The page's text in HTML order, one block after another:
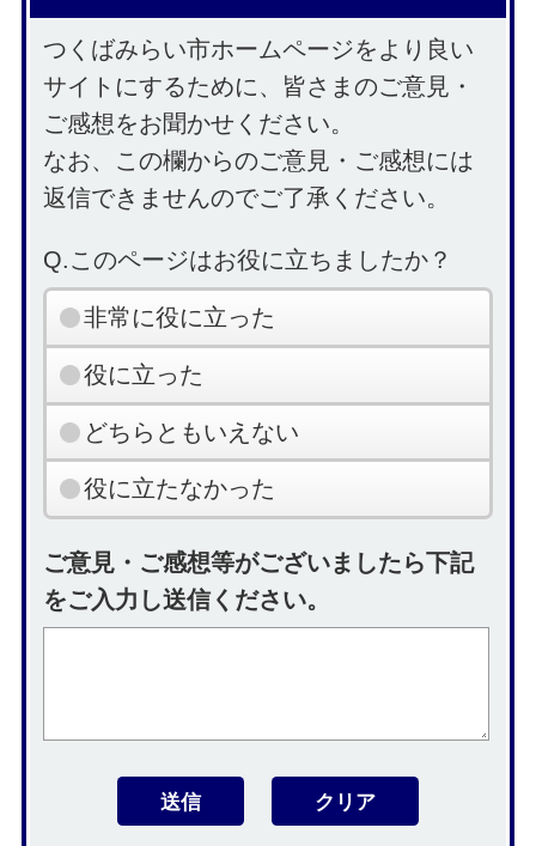
つくばみらい市ホームページをより良い
サイトにするために、皆さまのご意見・
ご感想をお聞かせください。
なお、この欄からのご意見・ご感想には
返信できませんのでご了承ください。
Q.このページはお役に立ちましたか？
非常に役に立った
役に立った
どちらともいえない
役に立たなかった
ご意見・ご感想等がございましたら下記
をご入力し送信ください。